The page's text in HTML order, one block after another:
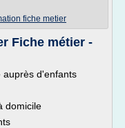
fiche metier
Fiche métier -
auprès d'enfants
domicile